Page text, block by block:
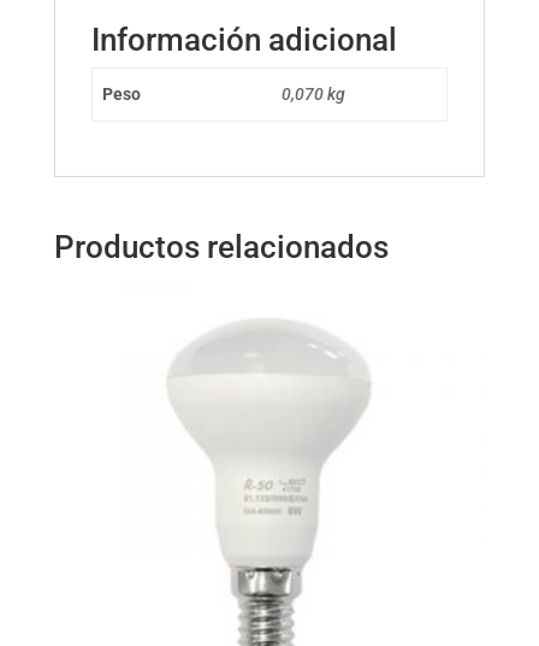
Información adicional
Peso 0,070 kg
Productos relacionados